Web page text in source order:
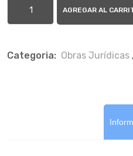
AGREGAR AL
Categoria: Obras Jurí­dicas